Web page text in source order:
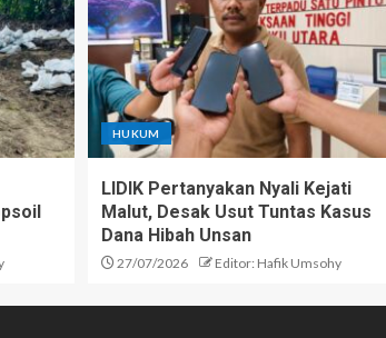
HUKUM
LIDIK Pertanyakan Nyali Kejati
Malut, Desak Usut Tuntas Kasus
Dana Hibah Unsan
27/07/2026 Editor: Hafik Umsohy